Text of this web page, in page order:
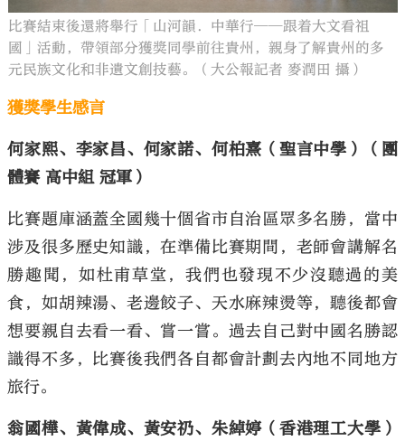
比賽結束後還將舉行「山河韻．中華行──跟着大文看祖
國」活動，帶領部分獲獎同學前往貴州，親身了解貴州的多
元民族文化和非遺文創技藝。（大公報記者 麥潤田 攝）
獲獎學生感言
何家熙、李家昌、何家諾、何柏熹（聖言中學）（團
體賽 高中組 冠軍）
比賽題庫涵蓋全國幾十個省市自治區眾多名勝，當中
涉及很多歷史知識，在準備比賽期間，老師會講解名
勝趣聞，如杜甫草堂，我們也發現不少沒聽過的美
食，如胡辣湯、老邊餃子、天水麻辣燙等，聽後都會
想要親自去看一看、嘗一嘗。過去自己對中國名勝認
識得不多，比賽後我們各自都會計劃去內地不同地方
旅行。
翁國樺、黃偉成、黃安礽、朱綽婷（香港理工大學）